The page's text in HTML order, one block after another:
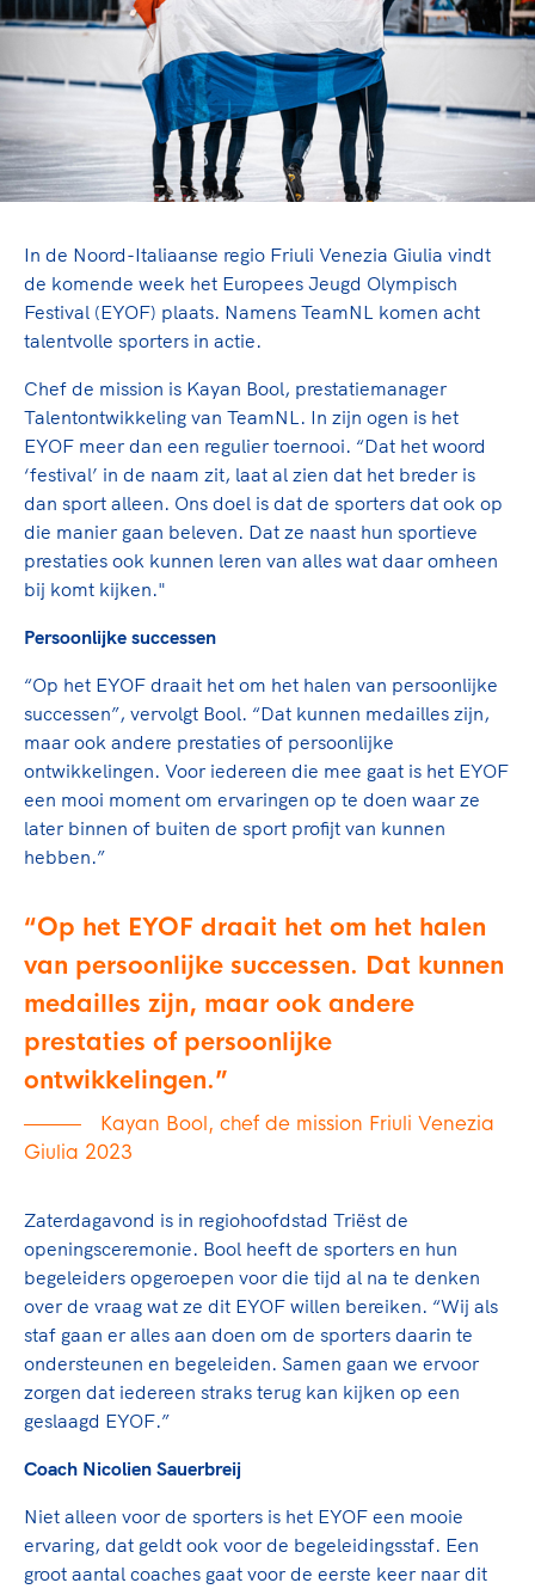
Sportonderzoek
Sportakkoord II
Game Changer
TeamNL kids
Nieuwspagina
Columns
Sport gaat niet vanzelf
Sport verenigt. Op sportclubs, pleintjes, tijdens
een rondje fietsen, door samen te skaten of naar
de sportschool te gaan. Door samen te juichen
voor Sifan Hassan, Rico Verhoeven, Diede de
Groot en het Nederlands Elftal. Of met trots te
genieten van de karatewedstrijd van je dochter,
de halve marathon van je moeder of de
hockeywedstrijd van je buurjongen.
Lees verder
Veilige en integere sport
Diversiteit en inclusie
Gezonde sportomgeving
Duurzaamheid
Bekwaam sportkader
Vitale clubs en bestuurlijk kader
Sportmatch
Clubacties
Handboek Wet- en Regelgeving
Opleidingen en trainingen
High5 Stappenplan
Ruimte voor sport
Clubondersteuning
Beroepskrachten
Samen voor een veilige
sportomgeving
Voor welk gedrag staat de club? Wat mag wel
langs de lijn, in de kleedkamer, kantine en online?
En wat mag vooral niet? Een gedragscode geeft
hier richting aan en is dus een belangrijk
onderdeel van het clubbeleid rondom gewenst en
Lees verder
TeamNL Academie Kalender
Kennisaanbod TeamNL Experts
TeamNL Sport Science Centre
Paralympische Spelen LA28
Europese Spelen Istanbul 2027
Topsportfinanciering
Maatschappelijke waarde topsport
Top teamsportcompetities
De TeamNL Academie
De TeamNL Academie biedt een leer- en
ontwikkelprogramma voor de volgende functies
bestuurders, (technisch) directeuren, managers en
toekomstig kader.
Lees verder
In de Noord-Italiaanse regio Friuli Venezia Giulia vindt
de komende week het Europees Jeugd Olympisch
Festival (EYOF) plaats. Namens TeamNL komen acht
talentvolle sporters in actie.
Chef de mission is Kayan Bool, prestatiemanager
Talentontwikkeling van TeamNL. In zijn ogen is het
EYOF meer dan een regulier toernooi. “Dat het woord
‘festival’ in de naam zit, laat al zien dat het breder is
dan sport alleen. Ons doel is dat de sporters dat ook op
die manier gaan beleven. Dat ze naast hun sportieve
prestaties ook kunnen leren van alles wat daar omheen
bij komt kijken."
Persoonlijke successen
“Op het EYOF draait het om het halen van persoonlijke
successen”, vervolgt Bool. “Dat kunnen medailles zijn,
maar ook andere prestaties of persoonlijke
ontwikkelingen. Voor iedereen die mee gaat is het EYOF
een mooi moment om ervaringen op te doen waar ze
later binnen of buiten de sport profijt van kunnen
hebben.”
Op het EYOF draait het om het halen
van persoonlijke successen. Dat kunnen
medailles zijn, maar ook andere
prestaties of persoonlijke
ontwikkelingen.
Kayan Bool, chef de mission Friuli Venezia
Giulia 2023
Zaterdagavond is in regiohoofdstad Triëst de
openingsceremonie. Bool heeft de sporters en hun
begeleiders opgeroepen voor die tijd al na te denken
over de vraag wat ze dit EYOF willen bereiken. “Wij als
staf gaan er alles aan doen om de sporters daarin te
ondersteunen en begeleiden. Samen gaan we ervoor
zorgen dat iedereen straks terug kan kijken op een
geslaagd EYOF.”
Coach Nicolien Sauerbreij
Niet alleen voor de sporters is het EYOF een mooie
ervaring, dat geldt ook voor de begeleidingsstaf. Een
groot aantal coaches gaat voor de eerste keer naar dit